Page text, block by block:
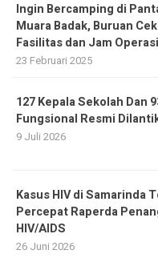
Ingin Bercamping di
Muara Badak, Buruan
Fasilitas dan Jam
23 Februari 2025
127 Kepala Sekolah Dan
Fungsional Resmi
9 Juli 2026
Kasus HIV di Samarinda
Percepat Raperda
HIV/AIDS
26 Juni 2026